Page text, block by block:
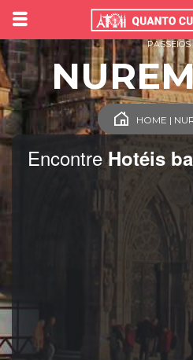
Encontre Hotéis
PASSEIOS
HOME |